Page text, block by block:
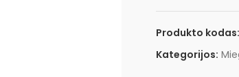
Produkto kodas:
Kategorijos: